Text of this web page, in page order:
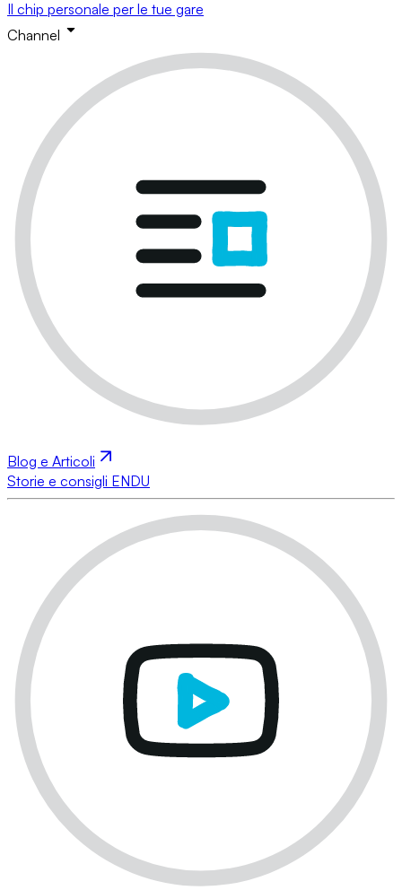
Il chip personale per le tue gare
Channel
Blog e Articoli
Storie e consigli ENDU